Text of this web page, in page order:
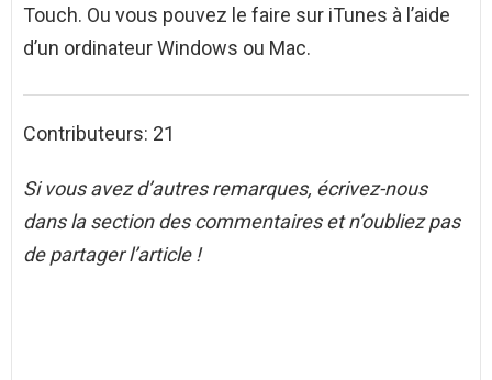
Touch. Ou vous pouvez le faire sur iTunes à l’aide
d’un ordinateur Windows ou Mac.
Contributeurs: 21
Si vous avez d’autres remarques, écrivez-nous
dans la section des commentaires et n’oubliez pas
de partager l’article !